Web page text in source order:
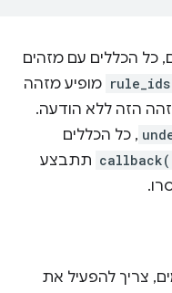
כל הכללים עם מזהים
rule_ids מופיע מזהה
הזה ללא הודעה.
, כל הכללים
תתבצע
צריך להפעיל את